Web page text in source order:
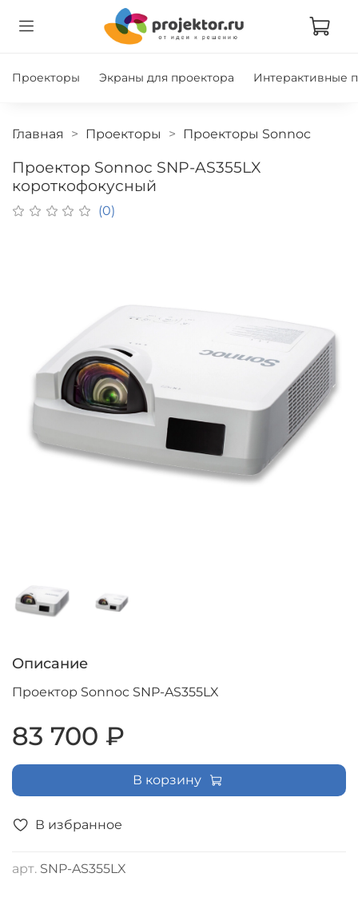
Проекторы Экраны для проектора Интерактивные
Главная Проекторы Проекторы Sonnoc
Проектор Sonnoc SNP-AS355LX
короткофокусный
(0)
В избранное
арт. SNP-AS355LX
Описание
Проектор Sonnoc SNP-AS355LX
83 700 ₽
В корзину